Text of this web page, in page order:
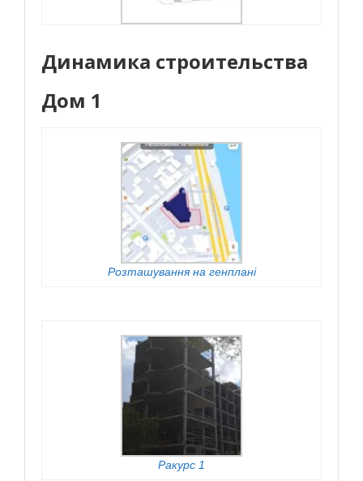
Динамика строительства
Дом 1
Розташування на генплані
Ракурс 1